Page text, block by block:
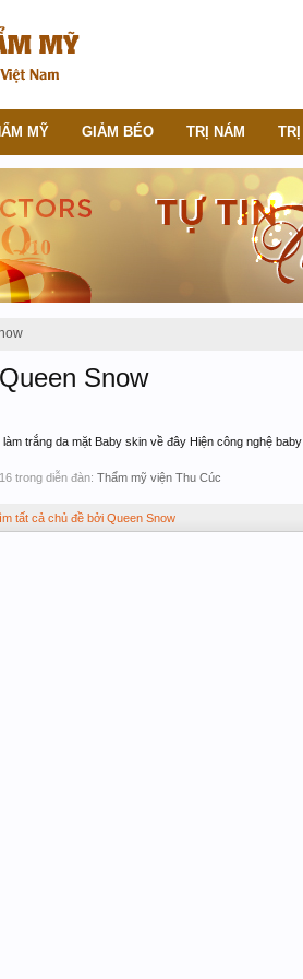
Snow
trắng da mặt Baby skin về đây Hiện công nghệ
trong diễn đàn: Thẩm mỹ viện Thu Cúc
tất cả chủ đề bởi Queen Snow
MỸ GIẢM BÉO TRỊ NÁM